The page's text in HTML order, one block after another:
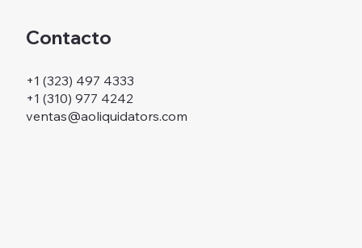
Contacto
+1 (323) 497 4333
+1 (310) 977 4242
ventas@aoliquidators.com